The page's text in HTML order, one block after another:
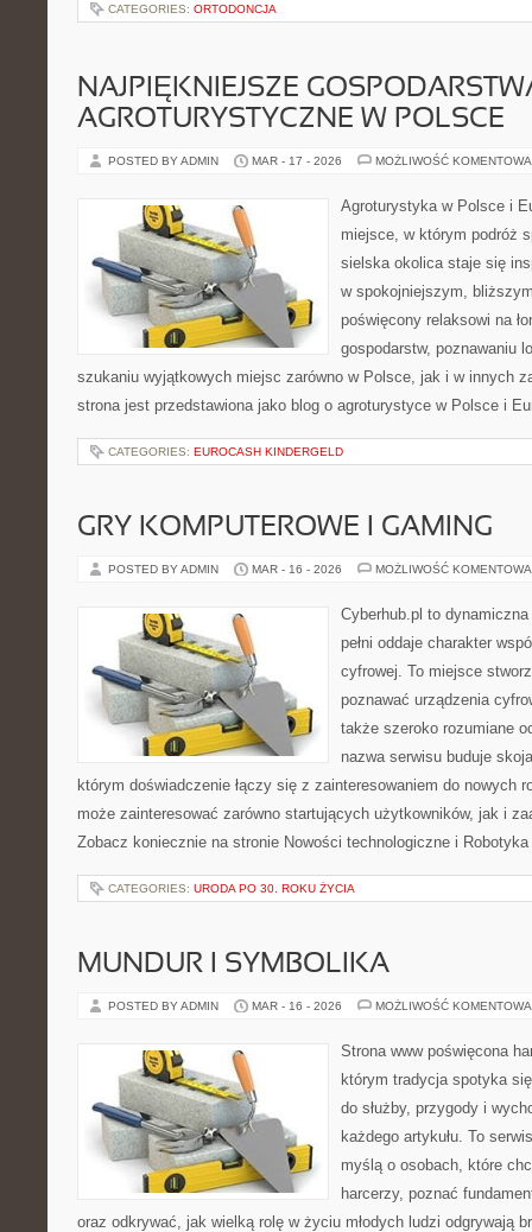
CATEGORIES: ORTODONCJA
NAJPIĘKNIEJSZE
AGROTURYSTYCZNE W POLSCE
POSTED BY ADMIN MAR - 17 - 2026 MOŻLIWOŚĆ
Agroturystyka w Polsce i
miejsce, w którym podróż
sielska okolica staje się
w spokojniejszym,
poświęcony relaksowi na
gospodarstw, poznawaniu
szukaniu wyjątkowych miejsc zarówno w Polsce, jak i w innych
strona jest przedstawiona jako blog o agroturystyce w Polsce i
CATEGORIES: EUROCASH KINDERGELD
GRY KOMPUTEROWE I GAMING
POSTED BY ADMIN MAR - 16 - 2026 MOŻLIWOŚĆ
Cyberhub.pl to
pełni oddaje charakter
cyfrowej. To miejsce
poznawać urządzenia
także szeroko rozumiane
nazwa serwisu buduje
którym doświadczenie łączy się z zainteresowaniem do nowych
może zainteresować zarówno startujących użytkowników, jak i
Zobacz koniecznie na stronie Nowości technologiczne i
CATEGORIES: URODA PO 30. ROKU ŻYCIA
MUNDUR I SYMBOLIKA
POSTED BY ADMIN MAR - 16 - 2026 MOŻLIWOŚĆ
Strona www poświęcona
którym tradycja spotyka
do służby, przygody i
każdego artykułu. To
myślą o osobach, które
harcerzy, poznać
oraz odkrywać, jak wielką rolę w życiu młodych ludzi odgrywają